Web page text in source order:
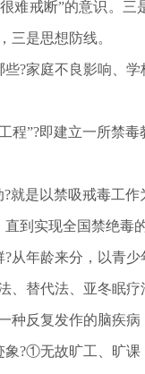
难戒断”的意识。
三是思想防线。
?家庭不良影响、
程”?即建立一所禁
?就是以禁吸戒毒工
到实现全国禁绝毒
从年龄来分，以青
、替代法、亚冬眠
种反复发作的脑疾
象?①无故旷工、旷